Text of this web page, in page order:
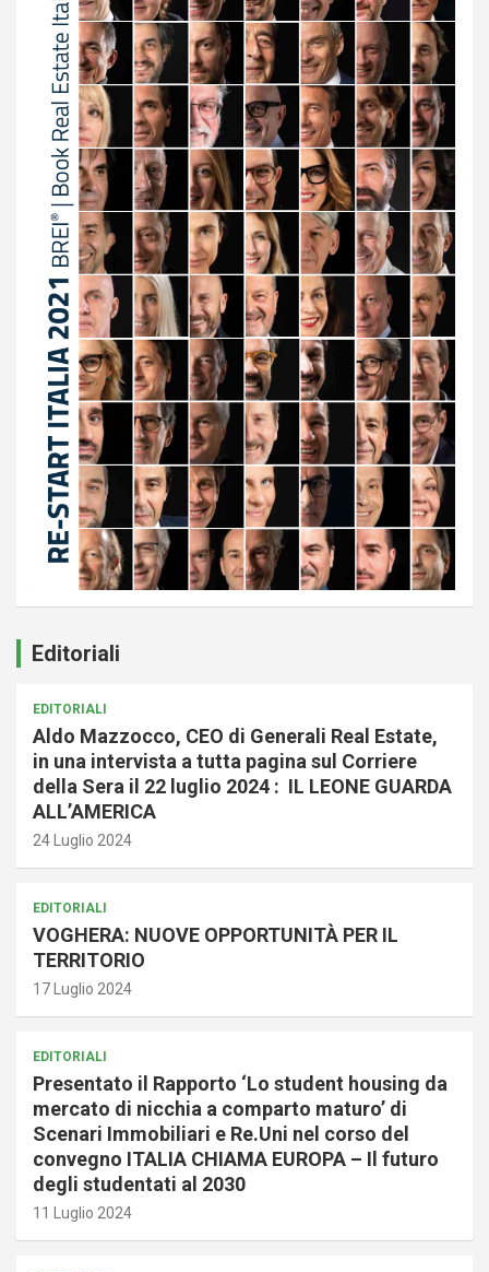
Editoriali
EDITORIALI
Aldo Mazzocco, CEO di Generali Real Estate,
in una intervista a tutta pagina sul Corriere
della Sera il 22 luglio 2024 : IL LEONE GUARDA
ALL’AMERICA
24 Luglio 2024
EDITORIALI
VOGHERA: NUOVE OPPORTUNITÀ PER IL
TERRITORIO
17 Luglio 2024
EDITORIALI
Presentato il Rapporto ‘Lo student housing da
mercato di nicchia a comparto maturo’ di
Scenari Immobiliari e Re.Uni nel corso del
convegno ITALIA CHIAMA EUROPA – Il futuro
degli studentati al 2030
11 Luglio 2024